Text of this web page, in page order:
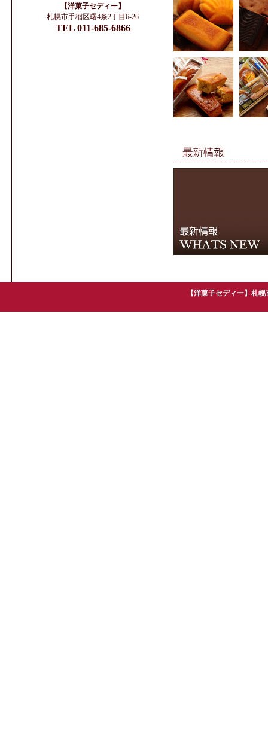
【洋菓子セディー】
札幌市手稲区曙4条2丁目6-26
TEL 011-685-6866
【洋菓子セディー】札